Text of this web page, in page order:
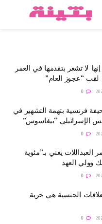
لا تشعر بتقدمها في العمر
لقب “عجوز العام”
فرنسية بتهمة التشهير في
الإسرائيلي “بيغاسوس”
يغني بـ”مئوية
وولي العهد
الجنسية هي حرية